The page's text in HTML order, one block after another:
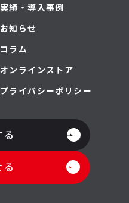
実績・導入事例
お知らせ
コラム
オンラインストア
プライバシーポリシー